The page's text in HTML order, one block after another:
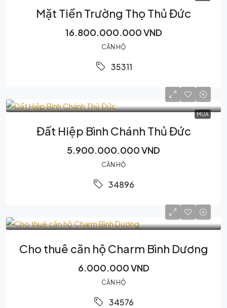
Mặt Tiền Trường Thọ Thủ Đức
16.800.000.000 VND
CĂN HỘ
35311
MUA
Đất Hiệp Bình Chánh Thủ Đức
5.900.000.000 VND
CĂN HỘ
34896
Cho thuê căn hộ Charm Bình Dương
6.000.000 VND
CĂN HỘ
34576